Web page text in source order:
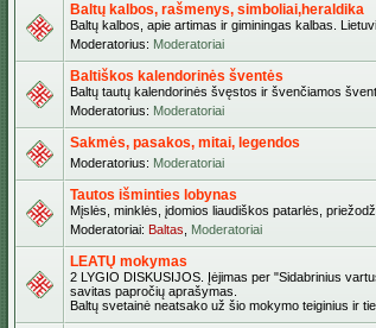
Baltų kalbos, rašmenys, simboliai,heraldika
Baltų kalbos, apie artimas ir giminingas kalbas.
Moderatorius: Moderatoriai
Baltiškos kalendorinės šventės
Baltų tautų kalendorinės švęstos ir švenčiamos
Moderatorius: Moderatoriai
Sakmės, pasakos, mitai, legendos
Moderatorius: Moderatoriai
Tautos išminties lobynas
Mįslės, minklės, įdomios liaudiškos patarlės,
Moderatoriai: Baltas Moderatoriai
LEATŲ mokymas
2 LYGIO DISKUSIJOS. Įėjimas per "Sidabrinius
savitas papročių aprašymas.
Baltų svetainė neatsako už šio mokymo teiginius ir